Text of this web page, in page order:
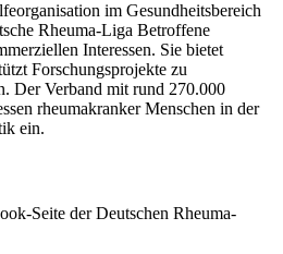
im Gesundheitsbereich
Rheuma-Liga Betroffene
Interessen. Sie bietet
Forschungsprojekte zu
Der Verband mit rund 270.000
rheumakranker Menschen in der
ein.
Seite der Deutschen Rheuma-